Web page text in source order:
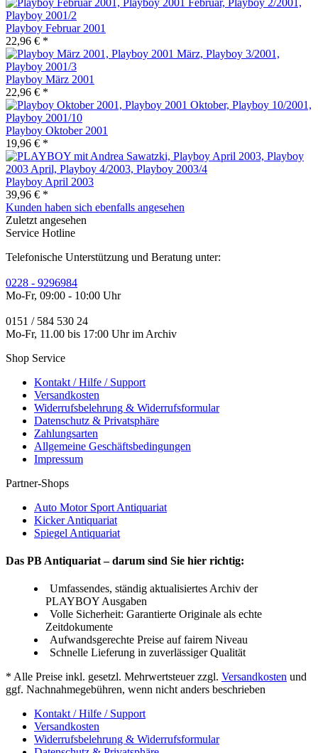
Playboy Februar 2001
22,96 € *
Playboy März 2001
22,96 € *
Playboy Oktober 2001
19,96 € *
Playboy April 2003
39,96 € *
Kunden haben sich ebenfalls angesehen
Zuletzt angesehen
Service Hotline
Telefonische Unterstützung und Beratung unter:
0228 - 9296984
Mo-Fr, 09:00 - 10:00 Uhr
0151 / 584 530 24
Mo-Fr, 11.00 bis 17:00 Uhr im Archiv
Shop Service
Kontakt / Hilfe / Support
Versandkosten
Widerrufsbelehrung & Widerrufsformular
Datenschutz & Privatsphäre
Zahlungsarten
Allgemeine Geschäftsbedingungen
Impressum
Partner-Shops
Auto Motor Sport Antiquariat
Kicker Antiquariat
Spiegel Antiquariat
Das PB Antiquariat – darum sind Sie hier richtig:
Umfassendes, ständig aktualisiertes Archiv der
PLAYBOY Ausgaben
Volle Sicherheit: Garantierte Originale als echte
Zeitdokumente
Aufwandsgerechte Preise auf fairem Niveau
Schnelle Lieferung in zuverlässiger Qualität
* Alle Preise inkl. gesetzl. Mehrwertsteuer zzgl. Versandkosten und
ggf. Nachnahmegebühren, wenn nicht anders beschrieben
Kontakt / Hilfe / Support
Versandkosten
Widerrufsbelehrung & Widerrufsformular